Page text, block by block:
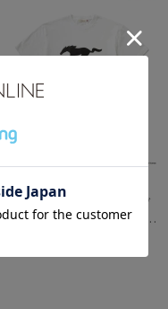
LE CERCLE par ropé
【GOOD ROCK SPEED/グ
ッドロックスピード】マス